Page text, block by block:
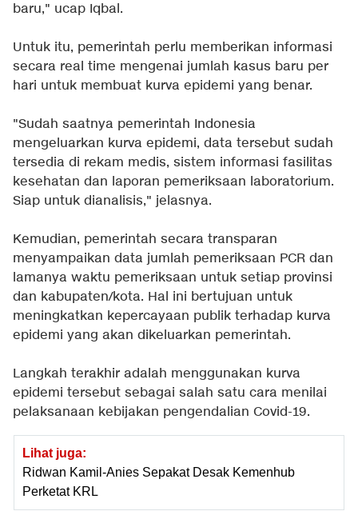
baru," ucap Iqbal.
Untuk itu, pemerintah perlu memberikan informasi
secara real time mengenai jumlah kasus baru per
hari untuk membuat kurva epidemi yang benar.
"Sudah saatnya pemerintah Indonesia
mengeluarkan kurva epidemi, data tersebut sudah
tersedia di rekam medis, sistem informasi fasilitas
kesehatan dan laporan pemeriksaan laboratorium.
Siap untuk dianalisis," jelasnya.
Kemudian, pemerintah secara transparan
menyampaikan data jumlah pemeriksaan PCR dan
lamanya waktu pemeriksaan untuk setiap provinsi
dan kabupaten/kota. Hal ini bertujuan untuk
meningkatkan kepercayaan publik terhadap kurva
epidemi yang akan dikeluarkan pemerintah.
Langkah terakhir adalah menggunakan kurva
epidemi tersebut sebagai salah satu cara menilai
pelaksanaan kebijakan pengendalian Covid-19.
Lihat juga:
Ridwan Kamil-Anies Sepakat Desak Kemenhub
Perketat KRL